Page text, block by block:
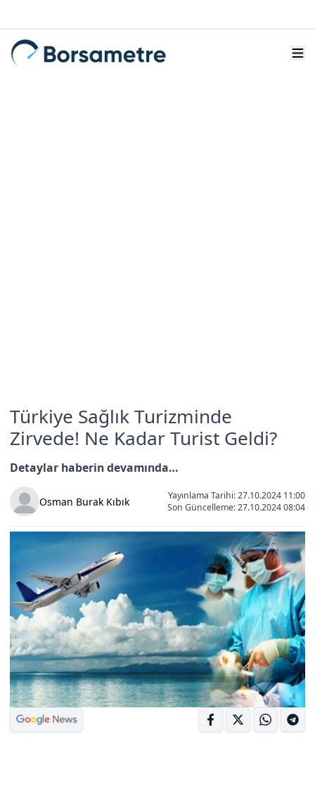
Türkiye Sağlık Turizminde
Zirvede! Ne Kadar Turist Geldi?
Detaylar haberin devamında…
Osman Burak Kıbık
Yayınlama Tarihi: 27.10.2024 11:00
Son Güncelleme:27.10.2024 08:04